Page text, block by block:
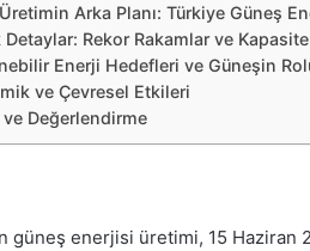
Arka Planı: Türkiye Güneş
Rekor Rakamlar ve Kapasite
Enerji Hedefleri ve Güneşin
ve Çevresel Etkileri
Değerlendirme
güneş enerjisi üretimi, 15 Haziran